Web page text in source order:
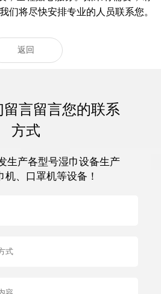
们将尽快安排专业的人员联系您。
返回
留言留言您的联系
方式
生产各型号湿巾设备生产
机、口罩机等设备！